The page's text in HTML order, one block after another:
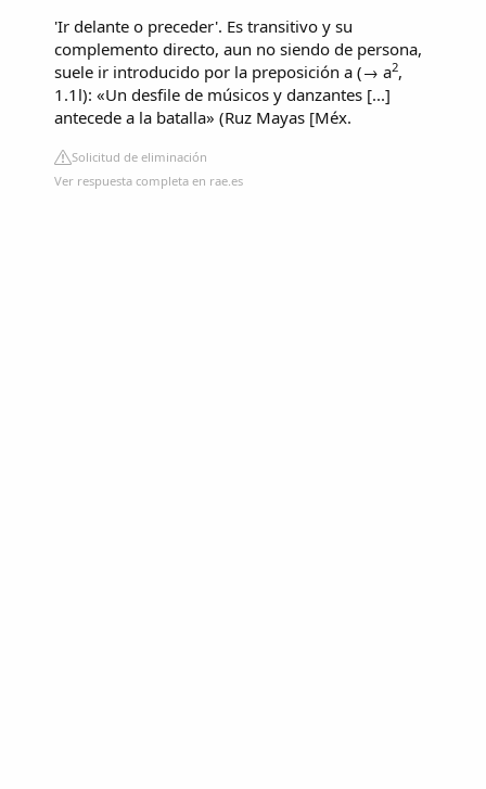
'Ir delante o preceder'. Es transitivo y su
complemento directo, aun no siendo de persona,
suele ir introducido por la preposición a (→ a2,
1.1l): «Un desfile de músicos y danzantes [...]
antecede a la batalla» (Ruz Mayas [Méx.
Solicitud de eliminación
Ver respuesta completa en rae.es